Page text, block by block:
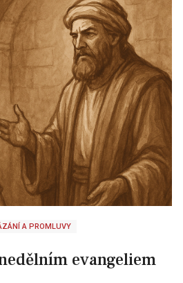
A PROMLUVY
evangeliem